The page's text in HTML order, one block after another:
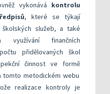
vykonává kontrolu
, které se týkají
služeb, a také
využívání finančních
přidělovaných škol
činnost ve formě
tomto metodickém webu
realizace kontroly je